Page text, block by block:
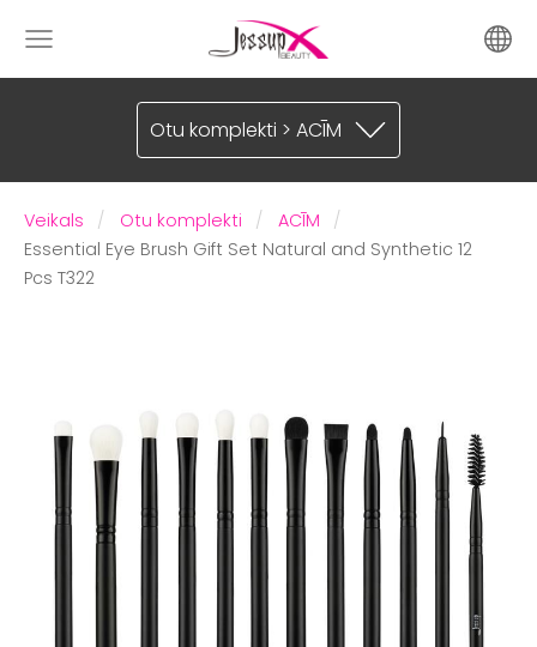
Otu komplekti > ACĪM
Veikals Otu komplekti
ACĪM
Essential Eye Brush Gift Set Natural and Synthetic 12
Pcs T322